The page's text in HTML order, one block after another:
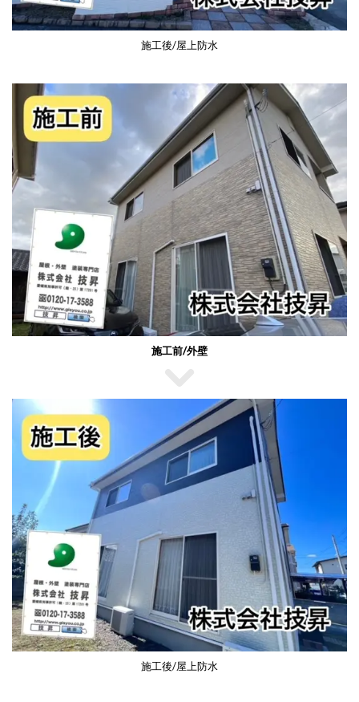
施工後/屋上防水
施工前/外壁
施工後/屋上防水